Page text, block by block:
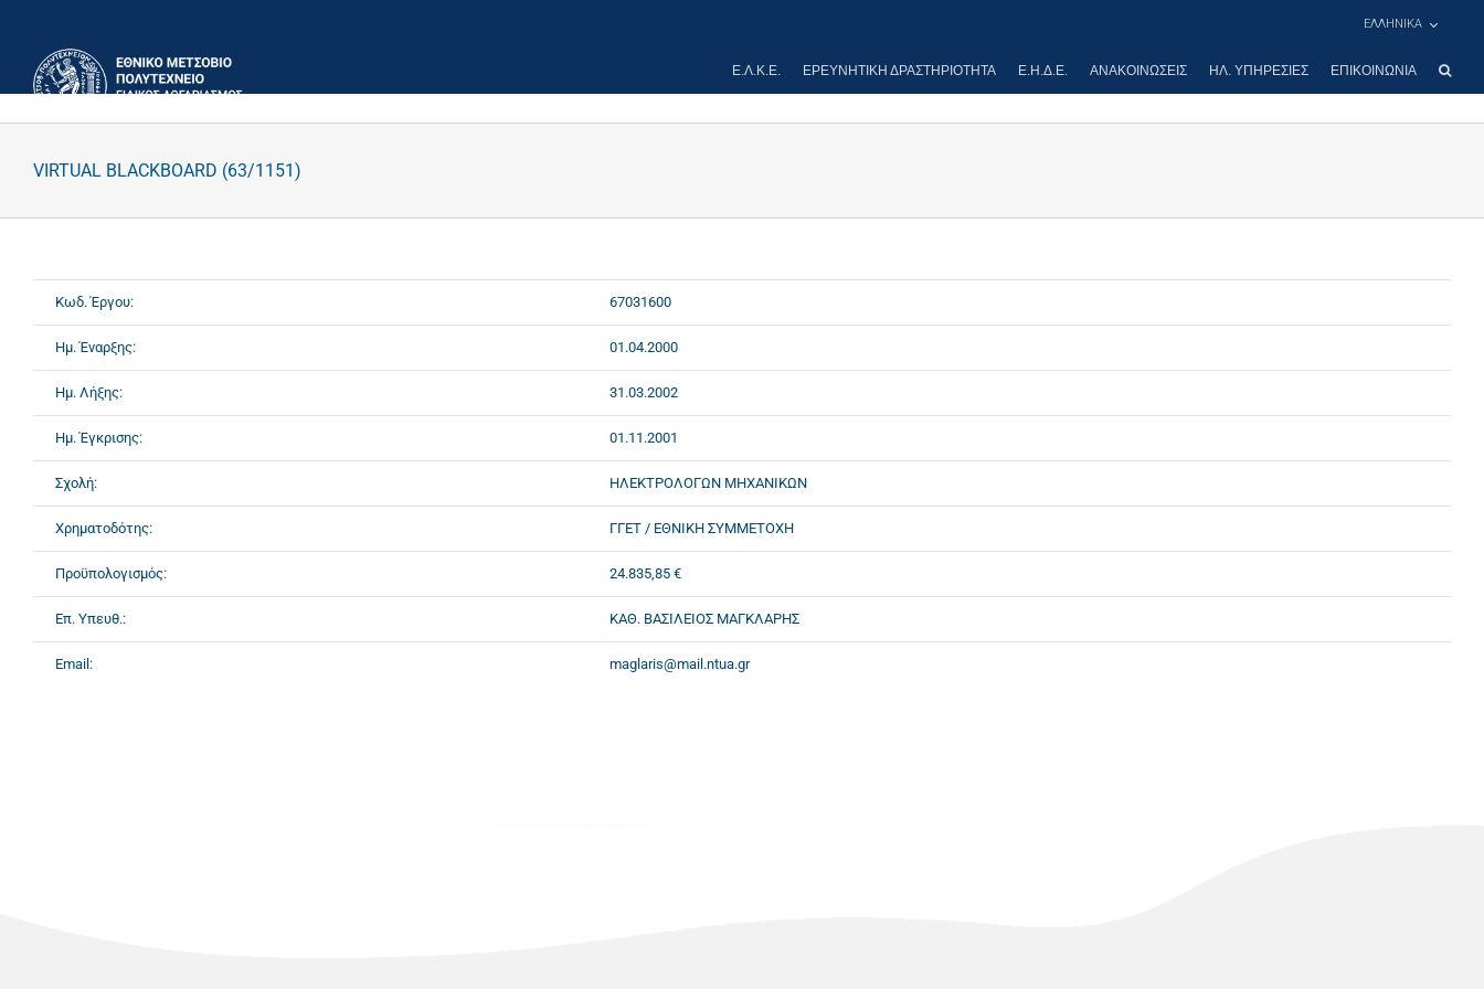
περιεχόμενο
ΕΛΛΗΝΙΚΑ
Ε.Λ.Κ.Ε. ΕΡΕΥΝΗΤΙΚΉ ΔΡΑΣΤΗΡΙΌΤΗΤΑ Ε.Η.Δ.Ε. ΑΝΑΚΟΙΝΏΣΕΙΣ ΗΛ. ΥΠΗΡΕΣΊΕΣ ΕΠΙΚΟΙΝΩΝΊΑ
VIRTUAL BLACKBOARD (63/1151)
Κωδ. Έργου: 67031600
Ημ. Έναρξης: 01.04.2000
Ημ. Λήξης: 31.03.2002
Ημ. Έγκρισης: 01.11.2001
Σχολή: ΗΛΕΚΤΡΟΛΟΓΩΝ ΜΗΧΑΝΙΚΩΝ
Χρηματοδότης: ΓΓΕΤ / ΕΘΝΙΚΗ ΣΥΜΜΕΤΟΧΗ
Προϋπολογισμός: 24.835,85 €
Επ. Υπευθ.: ΚΑΘ. ΒΑΣΙΛΕΙΟΣ ΜΑΓΚΛΑΡΗΣ
Email: maglaris@mail.ntua.gr